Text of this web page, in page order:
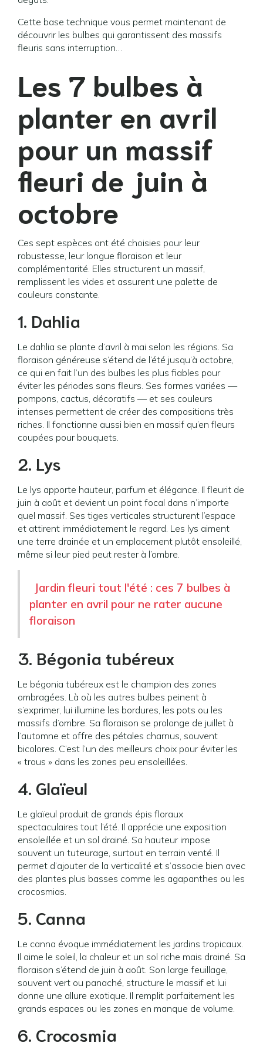
Cette base technique vous permet maintenant de
découvrir les bulbes qui garantissent des massifs
fleuris sans interruption…
Les 7 bulbes à
planter en avril
pour un massif
fleuri de juin à
octobre
Ces sept espèces ont été choisies pour leur
robustesse, leur longue floraison et leur
complémentarité. Elles structurent un massif,
remplissent les vides et assurent une palette de
couleurs constante.
1. Dahlia
Le dahlia se plante d’avril à mai selon les régions. Sa
floraison généreuse s’étend de l’été jusqu’à octobre,
ce qui en fait l’un des bulbes les plus fiables pour
éviter les périodes sans fleurs. Ses formes variées —
pompons, cactus, décoratifs — et ses couleurs
intenses permettent de créer des compositions très
riches. Il fonctionne aussi bien en massif qu’en fleurs
coupées pour bouquets.
2. Lys
Le lys apporte hauteur, parfum et élégance. Il fleurit de
juin à août et devient un point focal dans n’importe
quel massif. Ses tiges verticales structurent l’espace
et attirent immédiatement le regard. Les lys aiment
une terre drainée et un emplacement plutôt ensoleillé,
même si leur pied peut rester à l’ombre.
Jardin fleuri tout l'été : ces 7 bulbes à
planter en avril pour ne rater aucune
floraison
3. Bégonia tubéreux
Le bégonia tubéreux est le champion des zones
ombragées. Là où les autres bulbes peinent à
s’exprimer, lui illumine les bordures, les pots ou les
massifs d’ombre. Sa floraison se prolonge de juillet à
l’automne et offre des pétales charnus, souvent
bicolores. C’est l’un des meilleurs choix pour éviter les
« trous » dans les zones peu ensoleillées.
4. Glaïeul
Le glaïeul produit de grands épis floraux
spectaculaires tout l’été. Il apprécie une exposition
ensoleillée et un sol drainé. Sa hauteur impose
souvent un tuteurage, surtout en terrain venté. Il
permet d’ajouter de la verticalité et s’associe bien avec
des plantes plus basses comme les agapanthes ou les
crocosmias.
5. Canna
Le canna évoque immédiatement les jardins tropicaux.
Il aime le soleil, la chaleur et un sol riche mais drainé. Sa
floraison s’étend de juin à août. Son large feuillage,
souvent vert ou panaché, structure le massif et lui
donne une allure exotique. Il remplit parfaitement les
grands espaces ou les zones en manque de volume.
6. Crocosmia